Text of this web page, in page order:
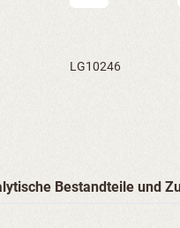
LG10246
Bestandteile und